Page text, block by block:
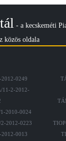
- a kecskeméti
közös oldala
0249
11-2-2012-
2010-0024
2012-0223
0013